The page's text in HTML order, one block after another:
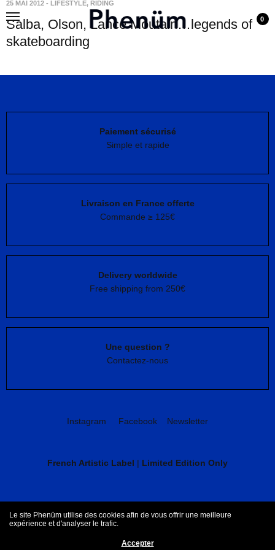
0
25 MAI 2012 - LIFESTYLE, RIDING
Salba, Olson, Lance Moutain…legends of
skateboarding
Paiement sécurisé
Simple et rapide
Livraison en France offerte
Commande ≥ 125€
Delivery worldwide
Free shipping from 250€
Une question ?
Contactez-nous
Instagram Facebook Newsletter
French Artistic Label | Limited Edition Only
CGV Mentions légales
Le site Phenüm utilise des cookies afin de vous offrir une meilleure
expérience et d'analyser le trafic.
Accepter